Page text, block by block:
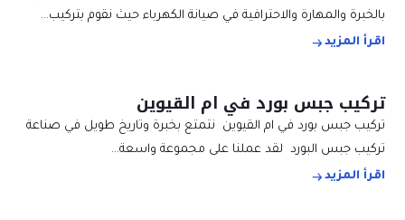
بالخبرة والمهارة والاحترافية في صيانة الكهرباء حيث نقوم بتركيب…
اقرأ المزيد
تركيب جبس بورد في ام القيوين
تركيب جبس بورد في ام القيوين نتمتع بخبرة وتاريخ طويل في صناعة
تركيب جبس البورد لقد عملنا على مجموعة واسعة…
اقرأ المزيد